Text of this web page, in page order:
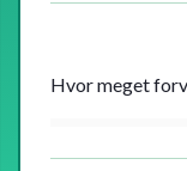
Hvor meget